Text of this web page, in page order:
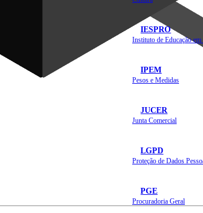
IESPRO
IPEM
Pesos e Medidas
JUCER
Junta Comercial
LGPD
Proteção de Dados
PGE
Procuradoria Geral